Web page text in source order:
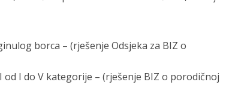
borca – (rješenje Odsjeka za BIZ o
I do V kategorije – (rješenje BIZ o porodičnoj